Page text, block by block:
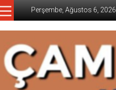
Perşembe, Ağustos 6, 2026
CAMLIMANI
AKADEMI